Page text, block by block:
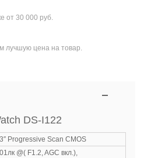
от 30 000 руб.
лучшую цена на товар.
DS-I122
Progressive Scan CMOS
@( F1.2, AGC вкл.),